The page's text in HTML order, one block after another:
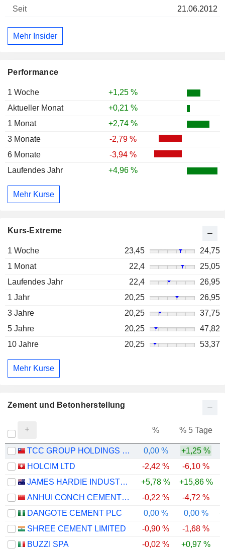
Performance
1 Woche
+1,25 %
Aktueller Monat
+0,21 %
1 Monat
+2,74 %
3 Monate
-2,79 %
6 Monate
-3,94 %
Laufendes Jahr
+4,96 %
Mehr Kurse
Kurs-Extreme
1 Woche 23,45
24,75
1 Monat
22,4
25,05
Laufendes Jahr
22,4
26,95
1 Jahr
20,25
26,95
3 Jahre
20,25
37,75
5 Jahre
20,25
47,82
10 Jahre
20,25 53,37
Mehr Kurse
21.06.2012
Mehr Insider
Zement und Betonherstellung
% % 5 Tage
TCC GROUP HOLDINGS CO., LTD. 0,00 % +1,25 %
HOLCIM LTD
-2,42 % -6,10 %
JAMES HARDIE INDUSTRIES PLC
+5,78 % +15,86 %
ANHUI CONCH CEMENT COMPANY LIMITED
-0,22 % -4,72 %
DANGOTE CEMENT PLC
0,00 % 0,00 %
SHREE CEMENT LIMITED
-0,90 % -1,68 %
BUZZI SPA
-0,02 % +0,97 %